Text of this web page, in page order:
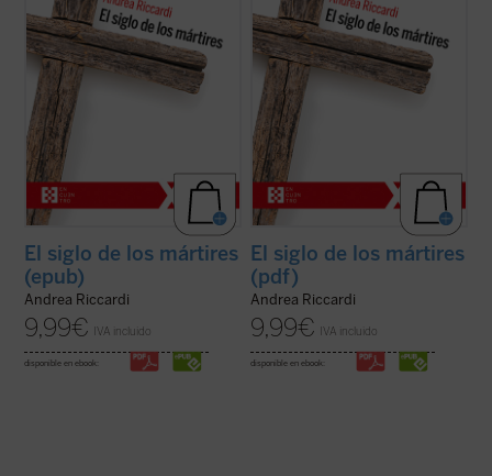
de etnias, clases y grupos religiosos o ...
(ver ficha)
El siglo de los mártires
(epub)
Andrea Riccardi
9,99€ IVA incluido
disponible en ebook:
de etnias, clases y grupos religiosos o ...
(ver ficha)
El siglo de los mártires
(pdf)
Andrea Riccardi
9,99€ IVA incluido
disponible en ebook: